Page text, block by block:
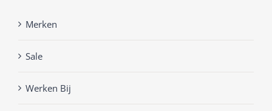
Merken
Sale
Werken Bij